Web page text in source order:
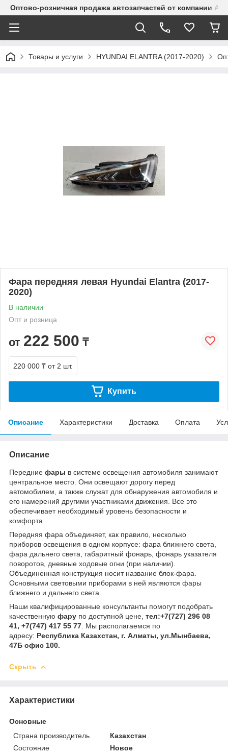
Оптово-розничная продажа автозапчастей от компании
Товары и услуги HYUNDAI ELANTRA (2017-2020)
Фара передняя левая Hyundai Elantra (2017-
2020)
В наличии
Опт и розница
от 222 500 ₸
220 000 ₸ от 2 шт.
Купить
Описание Характеристики Доставка Оплата
Описание
Передние фары в системе освещения автомобиля занимают
центральное место. Они освещают дорогу перед
автомобилем, а также служат для обнаружения автомобиля и
его намерений другими участниками движения. Все это
обеспечивает необходимый уровень безопасности и
комфорта.
Передняя фара объединяет, как правило, несколько
приборов освещения в одном корпусе: фара ближнего света,
фара дальнего света, габаритный фонарь, фонарь указателя
поворотов, дневные ходовые огни (при наличии).
Объединенная конструкция носит название блок-фара.
Основными световыми приборами в ней являются фары
ближнего и дальнего света.
Наши квалифицированные консультанты помогут подобрать
качественную фару по доступной цене, тел:+7(727) 296 08
41, +7(747) 417 55 77 . Мы располагаемся по
адресу: Республика Казахстан, г. Алматы, ул.Мынбаева,
47Б офис 100.
Скрыть
Характеристики
Основные
Страна производитель
Казахстан
Состояние
Новое